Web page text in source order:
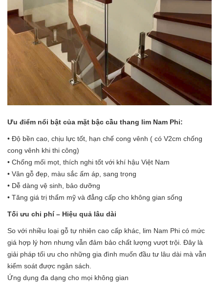
Ưu điểm nổi bật của mặt bậc cầu thang lim Nam Phi:
• Độ bền cao, chịu lực tốt, hạn chế cong vênh ( có V2cm chống
cong vênh khi thi công)
• Chống mối mọt, thích nghi tốt với khí hậu Việt Nam
• Vân gỗ đẹp, màu sắc ấm áp, sang trọng
• Dễ dàng vệ sinh, bảo dưỡng
• Tăng giá trị thẩm mỹ và đẳng cấp cho không gian sống
Tối ưu chi phí – Hiệu quả lâu dài
So với nhiều loại gỗ tự nhiên cao cấp khác, lim Nam Phi có mức
giá hợp lý hơn nhưng vẫn đảm bảo chất lượng vượt trội. Đây là
giải pháp tối ưu cho những gia đình muốn đầu tư lâu dài mà vẫn
kiểm soát được ngân sách.
Ứng dụng đa dạng cho mọi không gian